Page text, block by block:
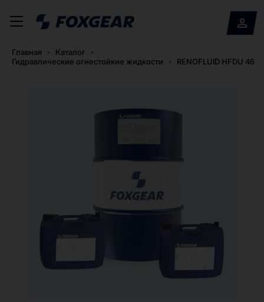
Главная
Каталог
Гидравлические огнестойкие жидкости
RENOFLUID HFDU 46